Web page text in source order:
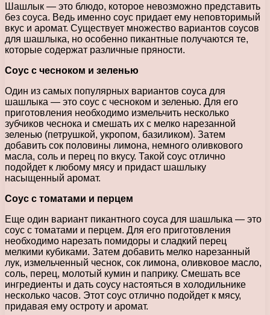
Шашлык — это блюдо, которое невозможно представить
без соуса. Ведь именно соус придает ему неповторимый
вкус и аромат. Существует множество вариантов соусов
для шашлыка, но особенно пикантные получаются те,
которые содержат различные пряности.
Соус с чесноком и зеленью
Один из самых популярных вариантов соуса для
шашлыка — это соус с чесноком и зеленью. Для его
приготовления необходимо измельчить несколько
зубчиков чеснока и смешать их с мелко нарезанной
зеленью (петрушкой, укропом, базиликом). Затем
добавить сок половины лимона, немного оливкового
масла, соль и перец по вкусу. Такой соус отлично
подойдет к любому мясу и придаст шашлыку
насыщенный аромат.
Соус с томатами и перцем
Еще один вариант пикантного соуса для шашлыка — это
соус с томатами и перцем. Для его приготовления
необходимо нарезать помидоры и сладкий перец
мелкими кубиками. Затем добавить мелко нарезанный
лук, измельченный чеснок, сок лимона, оливковое масло,
соль, перец, молотый кумин и паприку. Смешать все
ингредиенты и дать соусу настояться в холодильнике
несколько часов. Этот соус отлично подойдет к мясу,
придавая ему остроту и аромат.